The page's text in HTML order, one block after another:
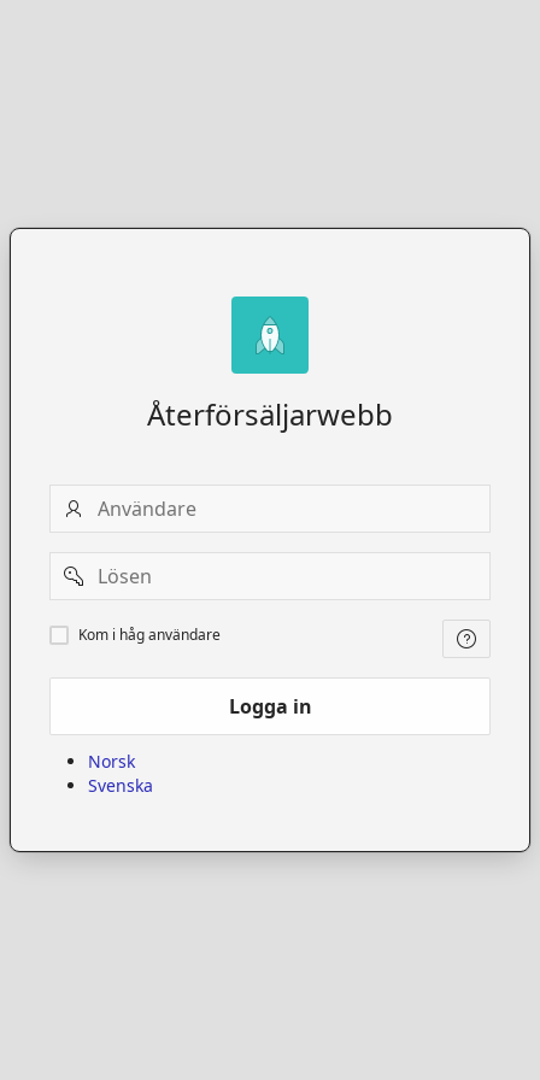
Återförsäljarwebb
Användare
Password
Kom
i
Kom i håg användare
Logga in
Norsk
Svenska